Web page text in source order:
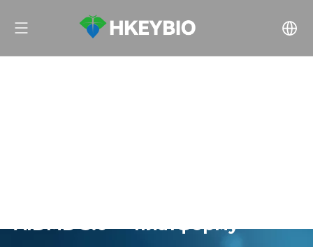
AIDMD 3.0 — платформу